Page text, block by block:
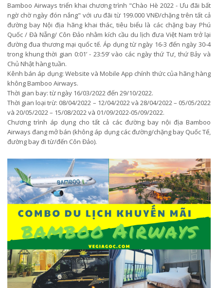
Bamboo Airways triển khai chương trình "Chào Hè 2022 - Ưu đãi bất
ngờ chờ ngày đón nắng" với ưu đãi từ 199.000 VNĐ/chặng trên tất cả
đường bay Nội địa hãng khai thác, tiêu biểu là các chặng bay Phú
Quốc / Đà Nẵng/ Côn Đảo nhằm kích cầu du lịch đưa Việt Nam trở lại
đường đua thương mại quốc tế. Áp dụng từ ngày 16-3 đến ngày 30-4
trong khung thời gian 0:01’ - 23:59’ vào các ngày thứ Tư, thứ Bảy và
Chủ Nhật hàng tuần.
Kênh bán áp dụng: Website và Mobile App chính thức của hãng hàng
không Bamboo Airways.
Thời gian bay: từ ngày 16/03/2022 đến 29/10/2022.
Thời gian loại trừ: 08/04/2022 – 12/04/2022 và 28/04/2022 – 05/05/2022
và 20/05/2022 – 15/08/2022 và 01/09/2022-05/09/2022.
Chương trình áp dụng cho tất cả các đường bay nội địa Bamboo
Airways đang mở bán (không áp dụng các đường/chặng bay Quốc Tế,
đường bay đi từ/đến Côn Đảo).